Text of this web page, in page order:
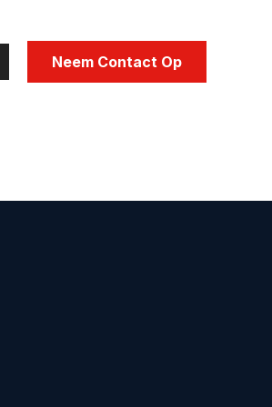
Neem Contact Op